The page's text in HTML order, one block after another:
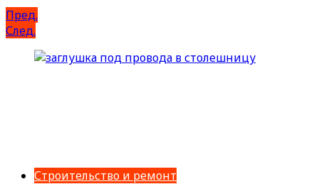
Пред.
След.
Строительство и ремонт